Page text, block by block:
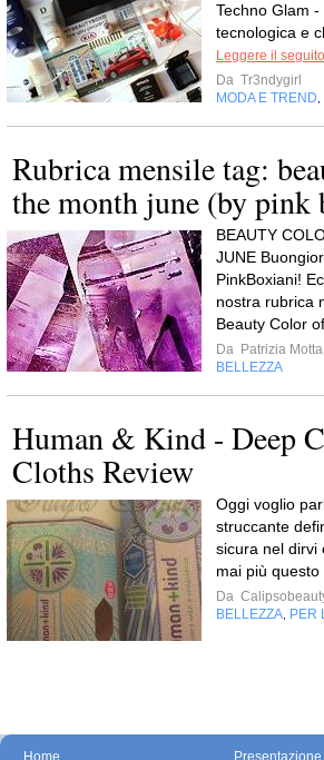
Techno Glam
tecnologica e
Leggere il seguito
Da Tr3ndygirl
MODA E TREND,
Rubrica mensile tag:
the month june (by pink
BEAUTY
JUNE
PinkBoxiani!
nostra rubrica
Beauty Color
Da Patrizia Motta
BELLEZZA
Human & Kind - Deep
Cloths Review
Oggi voglio
struccante
sicura nel dirvi
mai più questo
Da
BELLEZZA, PER